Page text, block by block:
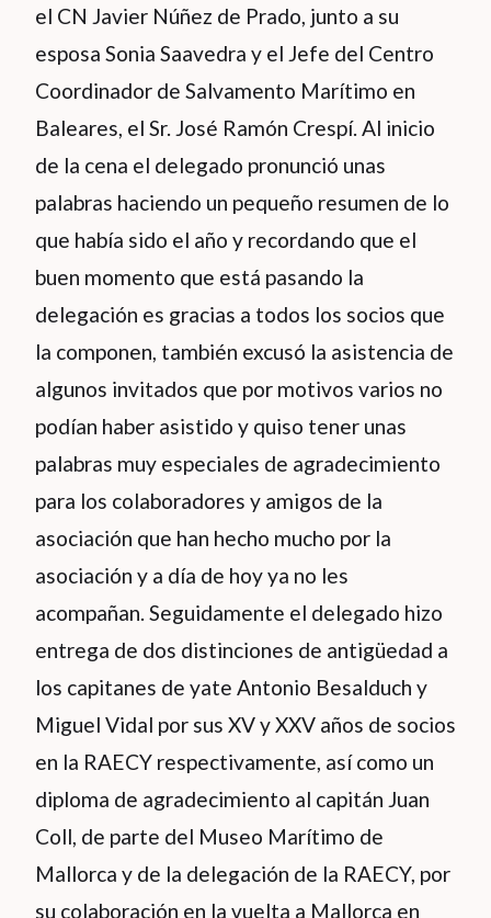
el CN Javier Núñez de Prado, junto a su
esposa Sonia Saavedra y el Jefe del Centro
Coordinador de Salvamento Marítimo en
Baleares, el Sr. José Ramón Crespí. Al inicio
de la cena el delegado pronunció unas
palabras haciendo un pequeño resumen de lo
que había sido el año y recordando que el
buen momento que está pasando la
delegación es gracias a todos los socios que
la componen, también excusó la asistencia de
algunos invitados que por motivos varios no
podían haber asistido y quiso tener unas
palabras muy especiales de agradecimiento
para los colaboradores y amigos de la
asociación que han hecho mucho por la
asociación y a día de hoy ya no les
acompañan. Seguidamente el delegado hizo
entrega de dos distinciones de antigüedad a
los capitanes de yate Antonio Besalduch y
Miguel Vidal por sus XV y XXV años de socios
en la RAECY respectivamente, así como un
diploma de agradecimiento al capitán Juan
Coll, de parte del Museo Marítimo de
Mallorca y de la delegación de la RAECY, por
su colaboración en la vuelta a Mallorca en